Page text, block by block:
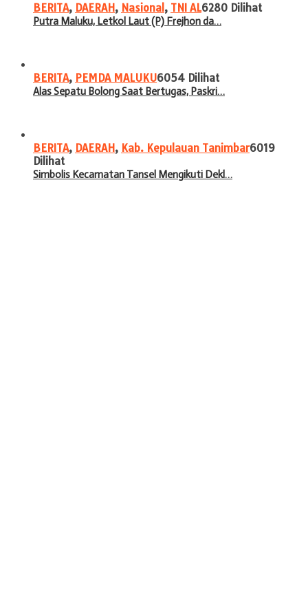
BERITA, DAERAH, Nasional , TNI AL6280 Dilihat
Putra Maluku, Letkol Laut (P) Frejhon da…
BERITA, PEMDA MALUKU6054 Dilihat
Alas Sepatu Bolong Saat Bertugas, Paskri…
BERITA, DAERAH, Kab. Kepulauan Tanimbar6019
Dilihat
Simbolis Kecamatan Tansel Mengikuti Dekl…